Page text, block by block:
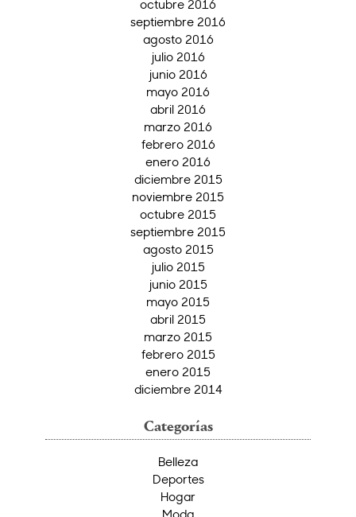
octubre 2016
septiembre 2016
agosto 2016
julio 2016
junio 2016
mayo 2016
abril 2016
marzo 2016
febrero 2016
enero 2016
diciembre 2015
noviembre 2015
octubre 2015
septiembre 2015
agosto 2015
julio 2015
junio 2015
mayo 2015
abril 2015
marzo 2015
febrero 2015
enero 2015
diciembre 2014
Categorías
Belleza
Deportes
Hogar
Moda